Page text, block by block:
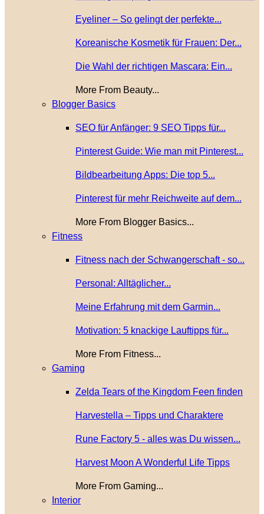
Eyeliner – So gelingt der perfekte...
Koreanische Kosmetik für Frauen: Der...
Die Wahl der richtigen Mascara: Ein...
More From Beauty...
Blogger Basics
SEO für Anfänger: 9 SEO Tipps für...
Pinterest Guide: Wie man mit Pinterest...
Bildbearbeitung Apps: Die top 5...
Pinterest für mehr Reichweite auf dem...
More From Blogger Basics...
Fitness
Fitness nach der Schwangerschaft - so...
Personal: Alltäglicher...
Meine Erfahrung mit dem Garmin...
Motivation: 5 knackige Lauftipps für...
More From Fitness...
Gaming
Zelda Tears of the Kingdom Feen finden
Harvestella – Tipps und Charaktere
Rune Factory 5 - alles was Du wissen...
Harvest Moon A Wonderful Life Tipps
More From Gaming...
Interior